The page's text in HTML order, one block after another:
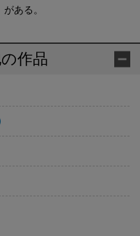
ある。
作品